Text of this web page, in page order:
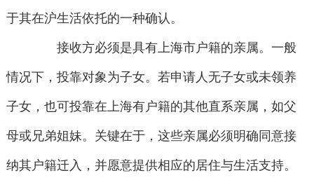
于其在沪生活依托的一种确认。
接收方必须是具有上海市户籍的亲属。一般
情况下，投靠对象为子女。若申请人无子女或未领养
子女，也可投靠在上海有户籍的其他直系亲属，如父
母或兄弟姐妹。关键在于，这些亲属必须明确同意接
纳其户籍迁入，并愿意提供相应的居住与生活支持。